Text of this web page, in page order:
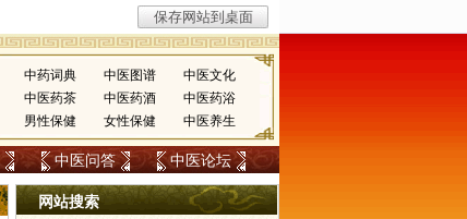
中药词典 中医图谱
中医文化
中医药茶 中医药酒
中医药浴
男性保健 女性保健 中医养生
中医问答 中医论坛
网站搜索